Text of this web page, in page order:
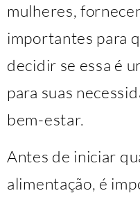
mulheres,
importantes para
decidir se essa é
para suas
bem-estar.
Antes de iniciar
alimentação, é